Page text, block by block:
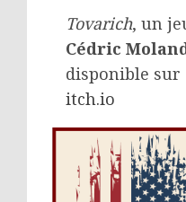
Tovarich, un
Cédric
disponible sur
itch.io